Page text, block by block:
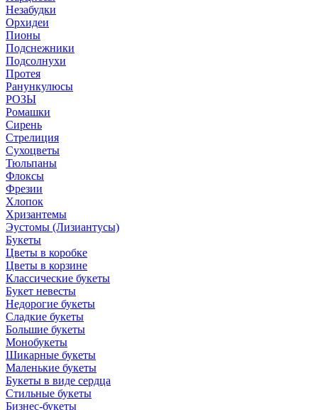
Незабудки
Орхидеи
Пионы
Подснежники
Подсолнухи
Протея
Ранункулюсы
РОЗЫ
Ромашки
Сирень
Стрелиция
Сухоцветы
Тюльпаны
Флоксы
Фрезии
Хлопок
Хризантемы
Эустомы (Лизиантусы)
Букеты
Цветы в коробке
Цветы в корзине
Классические букеты
Букет невесты
Недорогие букеты
Сладкие букеты
Большие букеты
Монобукеты
Шикарные букеты
Маленькие букеты
Букеты в виде сердца
Стильные букеты
Бизнес-букеты